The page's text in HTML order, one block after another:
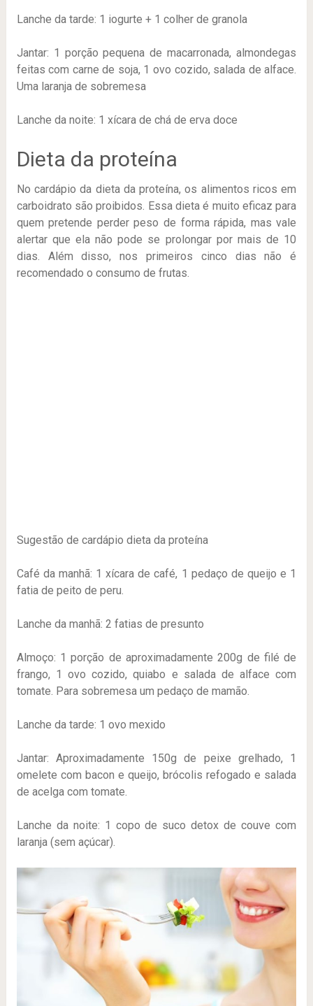
Lanche da tarde: 1 iogurte + 1 colher de granola
Jantar: 1 porção pequena de macarronada, almondegas
feitas com carne de soja, 1 ovo cozido, salada de alface.
Uma laranja de sobremesa
Lanche da noite: 1 xícara de chá de erva doce
Dieta da proteína
No cardápio da dieta da proteína, os alimentos ricos em
carboidrato são proibidos. Essa dieta é muito eficaz para
quem pretende perder peso de forma rápida, mas vale
alertar que ela não pode se prolongar por mais de 10
dias. Além disso, nos primeiros cinco dias não é
recomendado o consumo de frutas.
Sugestão de cardápio dieta da proteína
Café da manhã: 1 xícara de café, 1 pedaço de queijo e 1
fatia de peito de peru.
Lanche da manhã: 2 fatias de presunto
Almoço: 1 porção de aproximadamente 200g de filé de
frango, 1 ovo cozido, quiabo e salada de alface com
tomate. Para sobremesa um pedaço de mamão.
Lanche da tarde: 1 ovo mexido
Jantar: Aproximadamente 150g de peixe grelhado, 1
omelete com bacon e queijo, brócolis refogado e salada
de acelga com tomate.
Lanche da noite: 1 copo de suco detox de couve com
laranja (sem açúcar).